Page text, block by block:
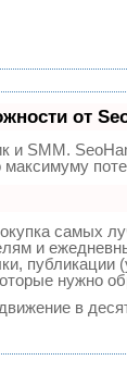
от
и SMM.
самых
и
нужно
в